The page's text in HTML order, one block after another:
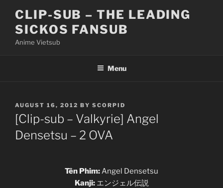
content
CLIP-SUB – THE LEADING
SICKOS FANSUB
Anime Vietsub
Menu
POSTED
ON
AUGUST 16, 2012 BY SCORPID
[Clip-sub – Valkyrie] Angel
Densetsu – 2 OVA
Tên Phim:Angel Densetsu
Kanji:エンジェル伝説